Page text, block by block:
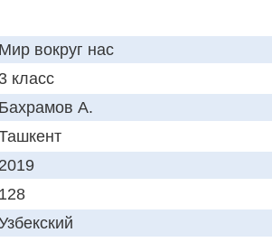
вокруг нас
класс
А.